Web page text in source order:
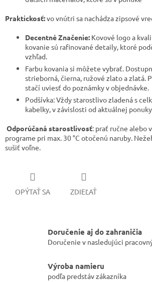
Praktickosť:vo vnútri sa nachádza zipsové
Decentné Značenie: Kovové logo a
kovanie sú rafinované detaily, ktoré
vzhľad.
Farbu kovania si môžete vybrať.
strieborná, čierna, ružové zlato a zlatá.
stačí uviesť do poznámky v objednávke.
​Podšívka: Vždy starostlivo zladená s
kabelky, v závislosti od aktuálnej
Odporúčaná starostlivosť: prať ručne alebo
programe pri max. 30 °C otočenú naruby.
sušiť voľne.
OPÝTAŤ SA ZDIEĽAŤ
Doručenie aj do zahraničia
Doručenie v nasledujúci
Výroba namieru
podľa predstáv zákazníka